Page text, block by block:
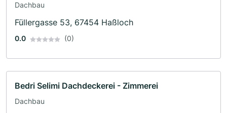
Dachbau
Füllergasse 53, 67454 Haßloch
0.0 (0)
Bedri Selimi Dachdeckerei - Zimmerei
Dachbau